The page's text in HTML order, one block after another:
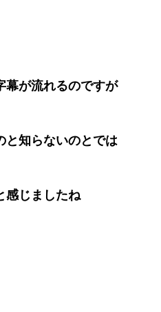
幕が流れるのですが
と知らないのとでは
感じましたね